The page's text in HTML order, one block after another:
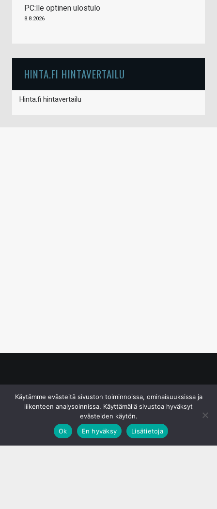
PC:lle optinen ulostulo
8.8.2026
HINTA.FI HINTAVERTAILU
Hinta.fi hintavertailu
Käytämme evästeitä sivuston toiminnoissa, ominaisuuksissa ja
liikenteen analysoinnissa. Käyttämällä sivustoa hyväksyt
evästeiden käytön.
Ok
En hyväksy Lisätietoja